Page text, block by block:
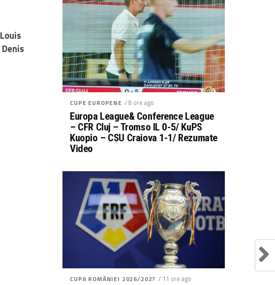
Louis
Denis
CUPE EUROPENE / 8 ore ago
Europa League& Conference League
– CFR Cluj – Tromso IL 0-5/ KuPS
Kuopio – CSU Craiova 1-1/ Rezumate
Video
CUPA ROMÂNIEI 2026/2027 / 11 ore ago